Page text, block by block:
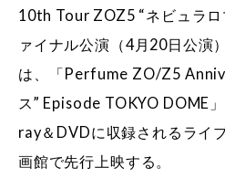
10th Tour ZOZ5 “ネビュラロ
ァイナル公演（4月20日公演
は、「Perfume ZO/Z5
ス” Episode TOKYO DOME
ray＆DVDに収録されるライ
画館で先行上映する。